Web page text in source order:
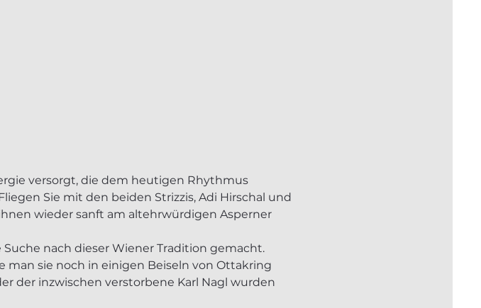
versorgt, die dem heutigen Rhythmus
Sie mit den beiden Strizzis, Adi Hirschal und
wieder sanft am altehrwürdigen Asperner
nach dieser Wiener Tradition gemacht.
man sie noch in einigen Beiseln von Ottakring
der inzwischen verstorbene Karl Nagl wurden